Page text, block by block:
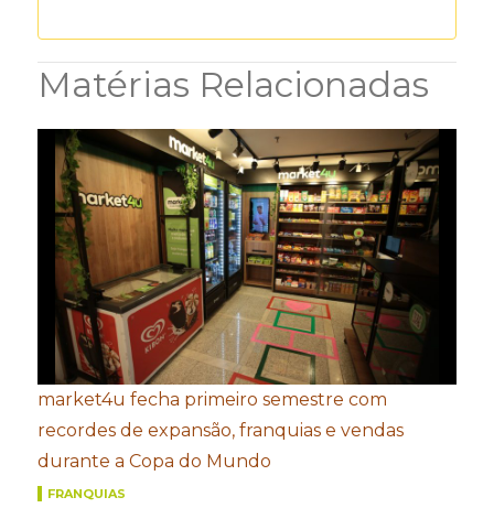
Matérias Relacionadas
market4u fecha primeiro semestre com
recordes de expansão, franquias e vendas
durante a Copa do Mundo
FRANQUIAS